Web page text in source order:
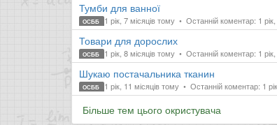
Тумби для ванної
ОСББ 1 рік, 7 місяців тому Останній коментар: 1
Товари для дорослих
ОСББ 1 рік, 8 місяців тому Останній коментар: 1
Шукаю постачальника тканин
ОСББ 1 рік, 11 місяців тому Останній коментар: 1
Більше тем цього окристувача